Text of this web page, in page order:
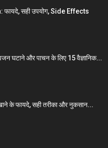
सही उपयोग, Side Effects
घटाने और पाचन के लिए 15 वैज्ञानिक...
खाने के फायदे, सही तरीका और नुकसान...